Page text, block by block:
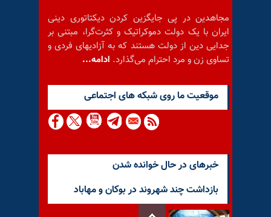
مجاهدین در پی جایگزین کردن دیکتاتوری دینی
ایران با یک دولت دموکراتیک و کثرت‌گرا، مبتنی بر
جدایی دین از دولت هستند که به آزادیهای فردی و
تساوی زن و مرد احترام می‌گذارد. ادامه...
موقعيت ما روى شبكه هاى اجتماعى
خبرهای در حال خوانده شدن
بازداشت چند شهروند در بوکان و مهاباد